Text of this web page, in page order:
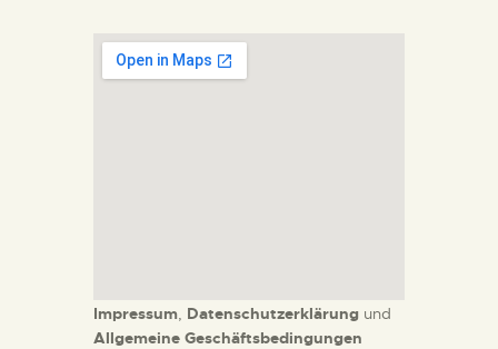
Impressum, Datenschutzerklärung und
Allgemeine Geschäftsbedingungen